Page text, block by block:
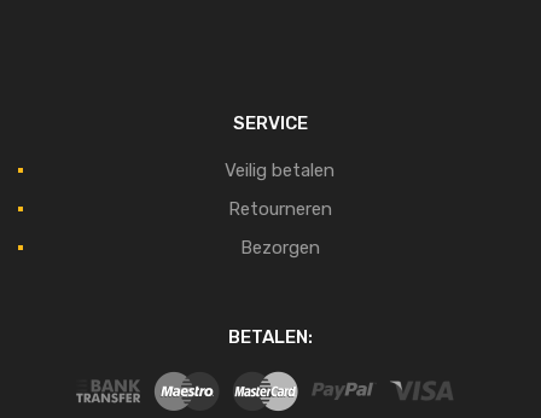
SERVICE
Veilig betalen
Retourneren
Bezorgen
BETALEN: